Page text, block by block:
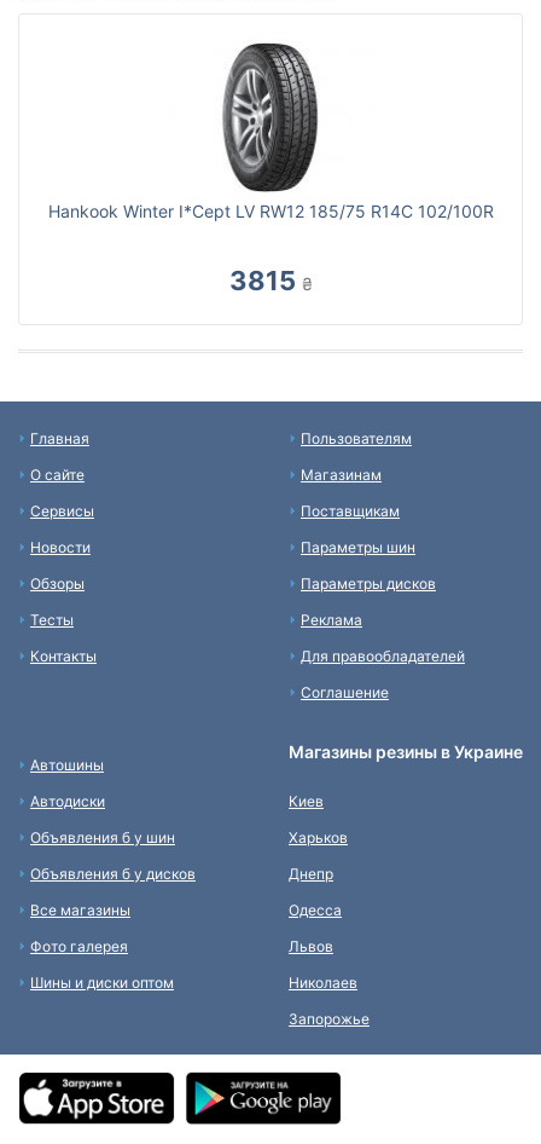
Hankook Winter I*Cept LV RW12 185/75 R14C 102/100R
3815 ₴
Главная
О сайте
Сервисы
Новости
Обзоры
Тесты
Контакты
Пользователям
Магазинам
Поставщикам
Параметры шин
Параметры дисков
Реклама
Для правообладателей
Соглашение
Автошины
Автодиски
Объявления б у шин
Объявления б у дисков
Все магазины
Фото галерея
Шины и диски оптом
Магазины резины в Украине
Киев
Харьков
Днепр
Одесса
Львов
Николаев
Запорожье